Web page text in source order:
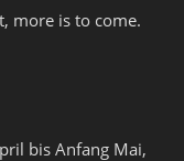
more is to come.
bis Anfang Mai,